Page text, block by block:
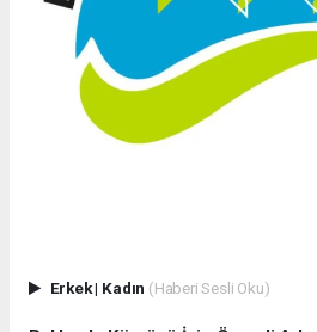
Erkek| Kadın (Haberi Sesli Oku)